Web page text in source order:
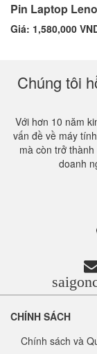
Pin Laptop
Giá: 1,580,000
Chúng tôi
Với hơn 10 năm
vấn đề về máy
mà còn trở
doanh
CHÍNH SÁCH
Chính sách và